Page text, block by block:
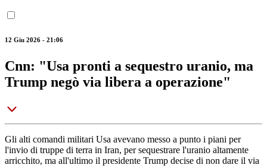
12 Giu 2026 - 21:06
Cnn: "Usa pronti a sequestro uranio, ma
Trump negò via libera a operazione"
Gli alti comandi militari Usa avevano messo a punto i piani per
l'invio di truppe di terra in Iran, per sequestrare l'uranio altamente
arricchito, ma all'ultimo il presidente Trump decise di non dare il via